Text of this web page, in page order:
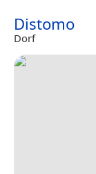
Distomo
Dorf